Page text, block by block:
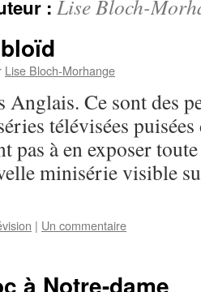
: Lise Bloch-
Lise Bloch-Morhange
Anglais. Ce sont des
télévisées
pas à en exposer
minisérie visible
| Un commentaire
à Notre-dame